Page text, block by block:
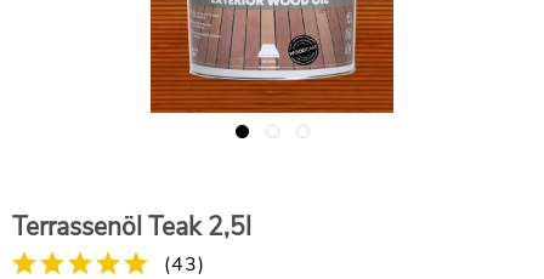
Terrassenöl Teak 2,5l
(43)